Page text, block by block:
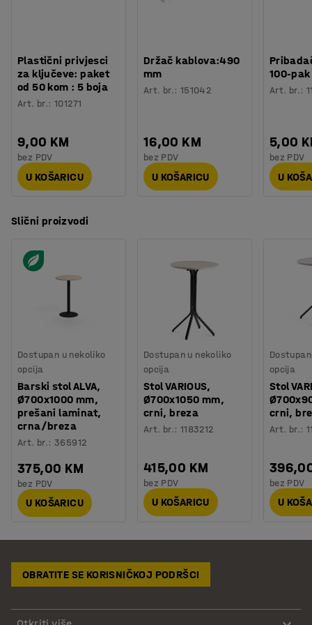
okruženja kao što su saloni, recepcije i uredi.
Montaža: Dolazi nesastavljeno
Testirano: EN 15372
Kvaliteta - Eko oznaka
Plastični privjesci
za ključeve: paket
od 50 kom : 5 boja
Art. br.:101271
9,00 KM
bez PDV
U KOŠARICU
Držač kablova:490
mm
Art. br.: 151042
16,00 KM
bez PDV
U KOŠARICU
100-pak
Art. br.:
5,00
bez PDV
U
Slični proizvodi
Dostupan u nekoliko
opcija
Barski stol ALVA,
Ø700x1000 mm,
prešani laminat,
crna/breza
Art. br.:365912
375,00 KM
bez PDV
U KOŠARICU
Dostupan u nekoliko
opcija
Stol VARIOUS,
Ø700x1050 mm,
crni, breza
Art. br.: 1183212
415,00 KM
bez PDV
U KOŠARICU
opcija
Stol
crni,
Art. br.:
bez PDV
U
OBRATITE SE KORISNIČKOJ PODRŠCI